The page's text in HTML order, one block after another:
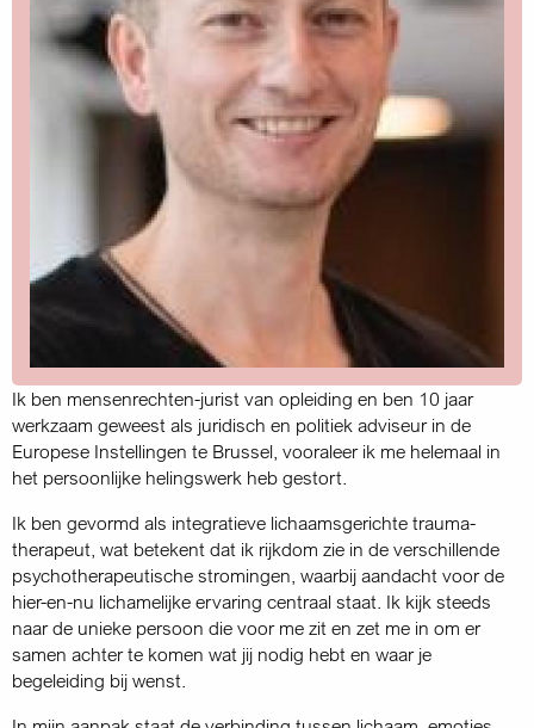
Ik ben mensenrechten-jurist van opleiding en ben 10 jaar
werkzaam geweest als juridisch en politiek adviseur in de
Europese Instellingen te Brussel, vooraleer ik me helemaal in
het persoonlijke helingswerk heb gestort.
Ik ben gevormd als integratieve lichaamsgerichte trauma-
therapeut, wat betekent dat ik rijkdom zie in de verschillende
psychotherapeutische stromingen, waarbij aandacht voor de
hier-en-nu lichamelijke ervaring centraal staat. Ik kijk steeds
naar de unieke persoon die voor me zit en zet me in om er
samen achter te komen wat jij nodig hebt en waar je
begeleiding bij wenst.